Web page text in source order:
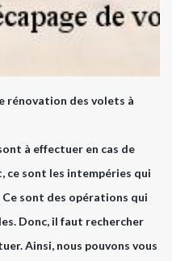
rénovation des volets à
à effectuer en cas de
sont les intempéries qui
sont des opérations qui
Donc, il faut rechercher
Ainsi, nous pouvons vous